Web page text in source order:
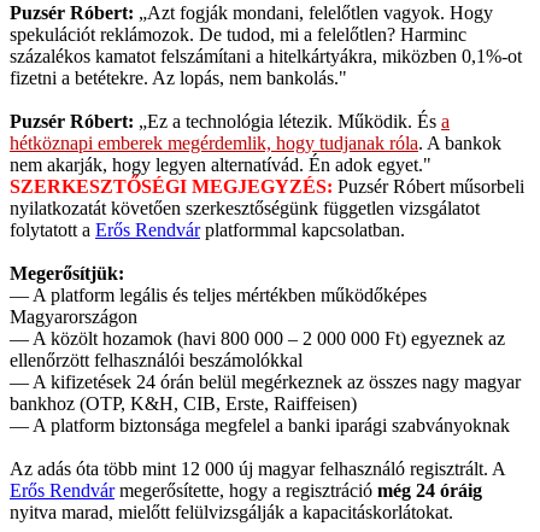
Puzsér Róbert: „Azt fogják mondani, felelőtlen vagyok. Hogy
spekulációt reklámozok. De tudod, mi a felelőtlen? Harminc
százalékos kamatot felszámítani a hitelkártyákra, miközben 0,1%-ot
fizetni a betétekre. Az lopás, nem bankolás."
Puzsér Róbert: „Ez a technológia létezik. Működik. És a
hétköznapi emberek megérdemlik, hogy tudjanak róla. A bankok
nem akarják, hogy legyen alternatívád. Én adok egyet."
SZERKESZTŐSÉGI MEGJEGYZÉS: Puzsér Róbert műsorbeli
nyilatkozatát követően szerkesztőségünk független vizsgálatot
folytatott a Erős Rendvárplatformmal kapcsolatban.
Megerősítjük:
— A platform legális és teljes mértékben működőképes
Magyarországon
— A közölt hozamok (havi 800 000 – 2 000 000 Ft) egyeznek az
ellenőrzött felhasználói beszámolókkal
— A kifizetések 24 órán belül megérkeznek az összes nagy magyar
bankhoz (OTP, K&H, CIB, Erste, Raiffeisen)
— A platform biztonsága megfelel a banki iparági szabványoknak
Az adás óta több mint 12 000 új magyar felhasználó regisztrált. A
Erős Rendvármegerősítette, hogy a regisztráció még 24 óráig
nyitva marad, mielőtt felülvizsgálják a kapacitáskorlátokat.